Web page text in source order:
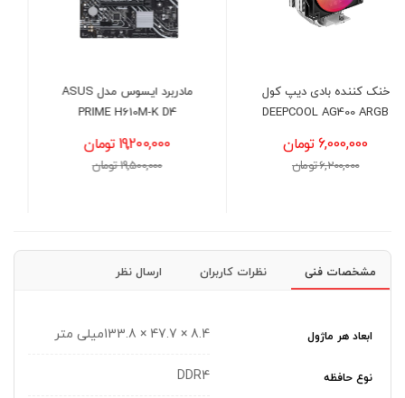
PRIME H610M-K D4
19,200,000 تومان
19,500,000 تومان
هارد دیسک اینترنال وسترن
125,400,000 تومان
مشخصات فنی نظرات کاربران ارسال نظر
ابعاد هر ماژول 8.4 × 47.7 × 133.8میلی متر
نوع حافظه DDR4